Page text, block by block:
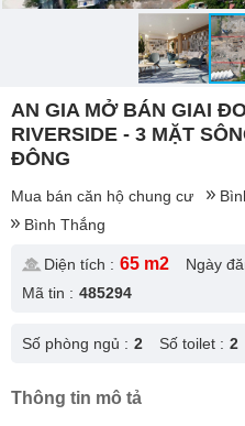
AN GIA MỞ BÁN GIAI
RIVERSIDE - 3 MẶT
ĐÔNG
Mua bán căn hộ chung cư
Bình Thắng
Diện tích : 65 m2 Ngày
Mã tin : 485294
Số phòng ngủ : 2 Số toilet : 2
Thông tin mô tả